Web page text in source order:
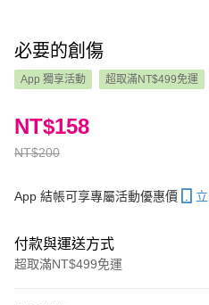
必要的創傷
App 獨享活動 超取滿NT$499免運
NT$200
NT$158
App 結帳可享專屬活動優惠價
付款與運送方式
超取滿NT$499免運